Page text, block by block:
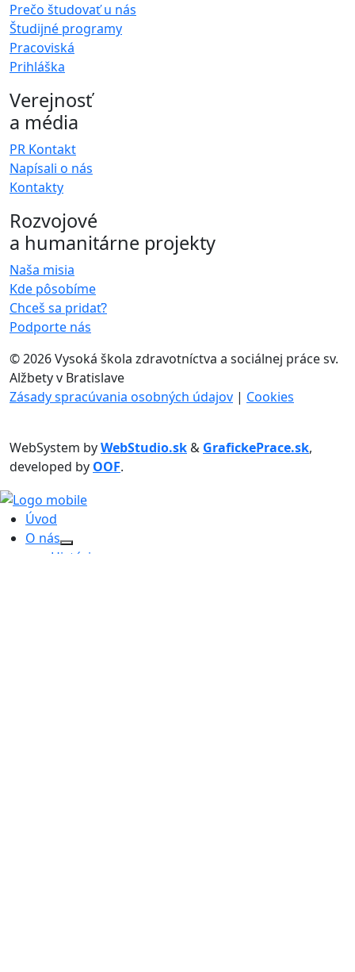
Prečo študovať u nás
Študijné programy
Pracoviská
Prihláška
Verejnosť
a média
PR Kontakt
Napísali o nás
Kontakty
Rozvojové
a humanitárne projekty
Naša misia
Kde pôsobíme
Chceš sa pridať?
Podporte nás
©2026 Vysoká škola zdravotníctva a sociálnej práce sv.
Alžbety v Bratislave
Zásady spracúvania osobných údajov | Cookies
WebSystem byWebStudio.sk& GrafickePrace.sk,
developed by OOF.
Úvod
O nás
História